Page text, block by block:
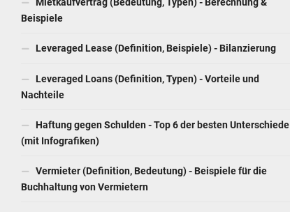
Beispiele
Leveraged Lease (Definition, Beispiele) - Bilanzierung
Leveraged Loans (Definition, Typen) - Vorteile und
Nachteile
Haftung gegen Schulden - Top 6 der besten Unterschiede
(mit Infografiken)
Vermieter (Definition, Bedeutung) - Beispiele für die
Buchhaltung von Vermietern